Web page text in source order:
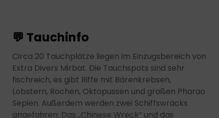
💬 Tauchinfo
Circa 20 Tauchplätze liegen im Einzugsbereich von
Extra Divers Mirbat. Die Tauchspots sind sehr
fischreich, es gibt Riffe mit Bärenkrebsen,
Lobstern, Rochen, Oktopussen und großen Pharao
Sepien. Außerdem werden zwei Schiffswracks
angefahren: Das „Chinese Wreck“ und das